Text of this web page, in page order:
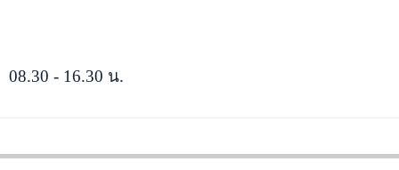
08.30 - 16.30 น.